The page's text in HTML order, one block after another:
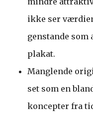
ikke ser
genstande som
plakat.
Manglende
set som en
koncepter fra